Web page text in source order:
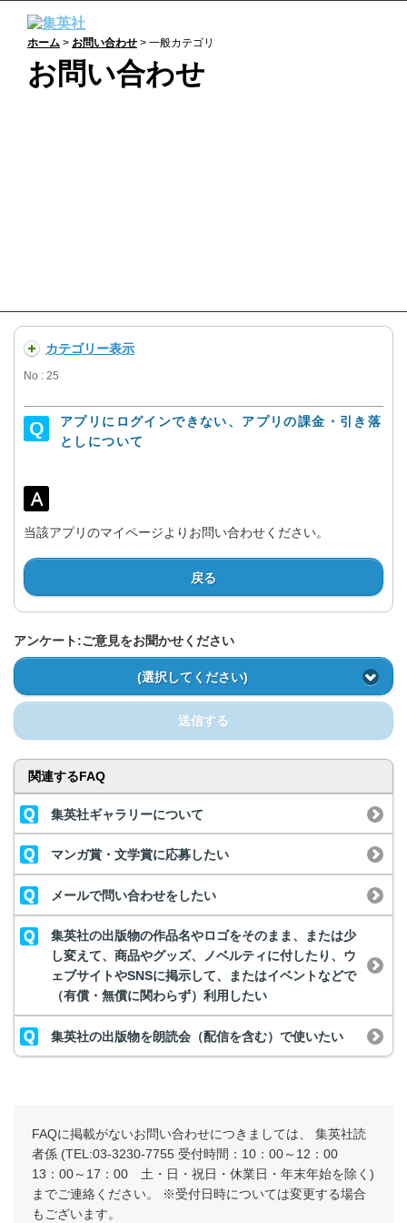
ホーム > お問い合わせ > 一般カテゴリ
お問い合わせ
カテゴリー表示
No : 25
アプリにログインできない、アプリの課金・引き落
としについて
当該アプリのマイページよりお問い合わせください。
戻る
アンケート:ご意見をお聞かせください
(選択してください)
送信する
関連するFAQ
集英社ギャラリーについて
マンガ賞・文学賞に応募したい
メールで問い合わせをしたい
集英社の出版物の作品名やロゴをそのまま、または少
し変えて、商品やグッズ、ノベルティに付したり、ウ
ェブサイトやSNSに掲示して、またはイベントなどで
（有償・無償に関わらず）利用したい
集英社の出版物を朗読会（配信を含む）で使いたい
FAQに掲載がないお問い合わせにつきましては、 集英社読
者係 (TEL:03-3230-7755 受付時間：10：00～12：00
13：00～17：00 土・日・祝日・休業日・年末年始を除く)
までご連絡ください。 ※受付日時については変更する場合
もございます。